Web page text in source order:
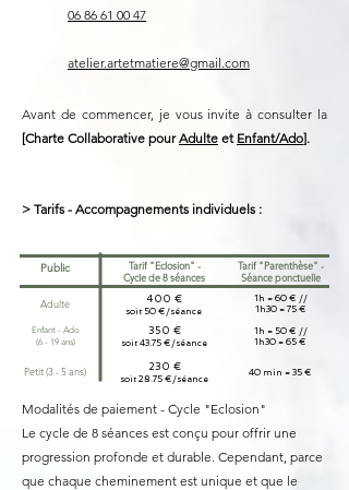
06 86 61 00 47
atelier.artetmatiere@gmail.com
Avant de commencer, je vous invite à consulter la
[Charte Collaborative pourAdulte et Enfant/Ado].
> Tarifs - Accompagnements individuels :
Public
Tarif "Eclosion" -
Cycle de 8 séances
Tarif "Parenthèse" -
Séance ponctuelle
Adulte
400 €
soit 50 €/séance
1h = 60 € //
1h30 = 75 €
Enfant - Ado
(6 - 19 ans)
Petit (3 - 5 ans)
350 €
soit 43.75 €/séance
230 €
soit 28.75 €/séance
1h = 50 € //
1h30 = 65 €
40 min = 35 €
Modalités de paiement - Cycle "Eclosion"
Le cycle de 8 séances est conçu pour offrir une
progression profonde et durable. Cependant, parce
que chaque cheminement est unique et que le